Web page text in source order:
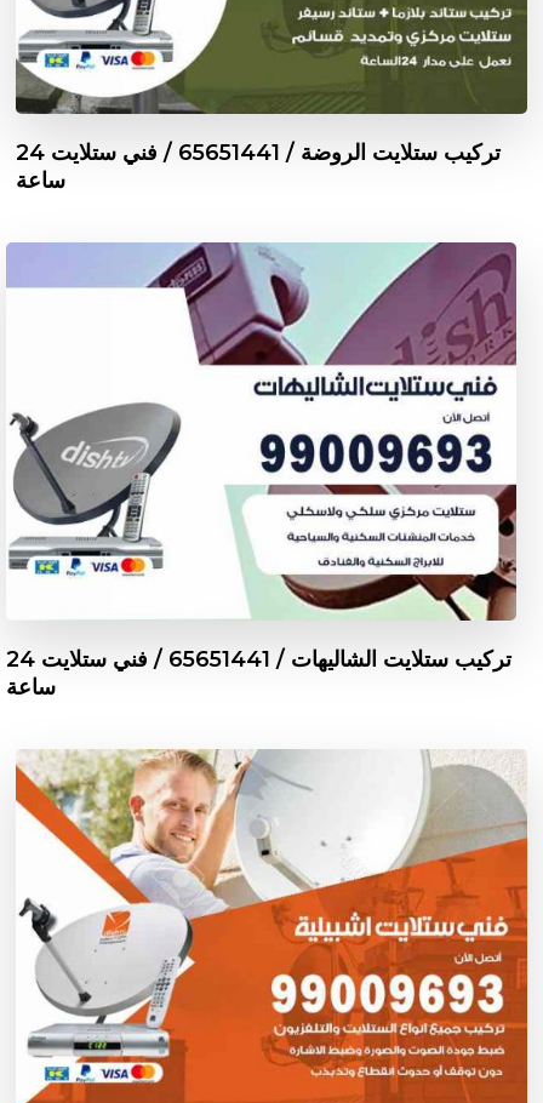
تركيب ستلايت الروضة / 65651441 / فني ستلايت 24
ساعة
تركيب ستلايت الشاليهات / 65651441 / فني ستلايت 24
ساعة